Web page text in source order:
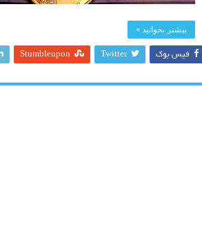
بیشتر بخوانید »
فیس بوک Twitter
Stumbleupon